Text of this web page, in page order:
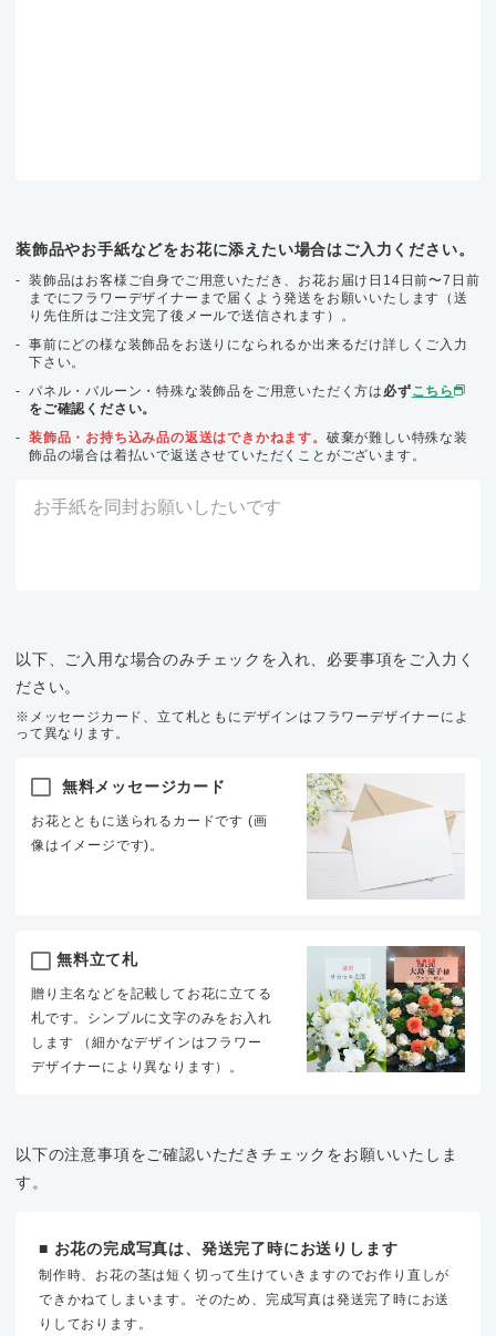
装飾品やお手紙などをお花に添えたい場合はご入力ください。
装飾品はお客様ご自身でご用意いただき、お花お届け日14日前〜7日前
までにフラワーデザイナーまで届くよう発送をお願いいたします（送
り先住所はご注文完了後メールで送信されます）。
事前にどの様な装飾品をお送りになられるか出来るだけ詳しくご入力
下さい。
パネル・バルーン・特殊な装飾品をご用意いただく方は 必ずこちら
をご確認ください。
装飾品・お持ち込み品の返送はできかねます。 破棄が難しい特殊な装
飾品の場合は着払いで返送させていただくことがございます。
以下、ご入用な場合のみチェックを入れ、必要事項をご入力く
ださい。
※メッセージカード、立て札ともにデザインはフラワーデザイナーによ
って異なります。
無料メッセージカード
お花とともに送られるカードです (画
像はイメージです)。
無料立て札
贈り主名などを記載してお花に立てる
札です。シンプルに文字のみをお入れ
します （細かなデザインはフラワー
デザイナーにより異なります）。
以下の注意事項をご確認いただきチェックをお願いいたしま
す。
■ お花の完成写真は、発送完了時にお送りします
制作時、お花の茎は短く切って生けていきますのでお作り直しが
できかねてしまいます。そのため、完成写真は発送完了時にお送
りしております。